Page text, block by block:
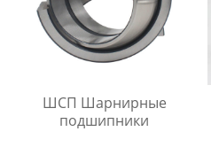
ШСП Шарнирные
подшипники